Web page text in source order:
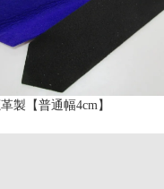
製【普通幅4cm】